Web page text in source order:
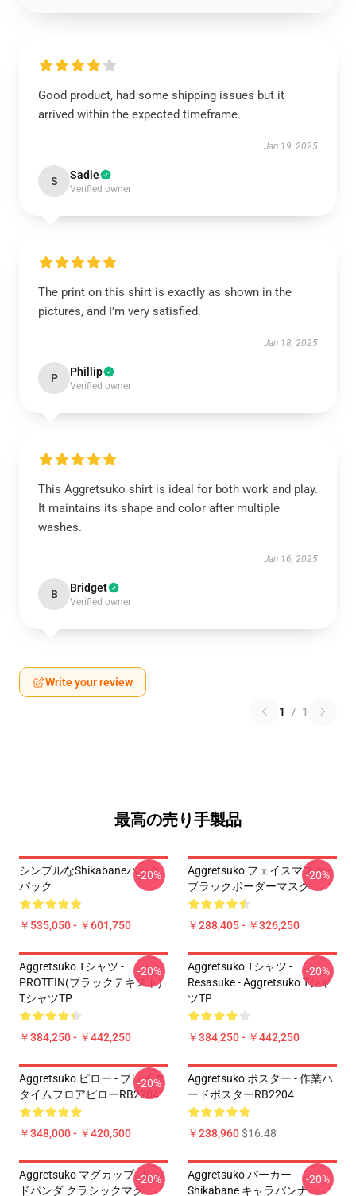
Good product, had some shipping issues but it
arrived within the expected timeframe.
Jan 19, 2025
S Sadie
Verified owner
The print on this shirt is exactly as shown in the
pictures, and I’m very satisfied.
Jan 18, 2025
P Phillip
Verified owner
This Aggretsuko shirt is ideal for both work and play.
It maintains its shape and color after multiple
washes.
Jan 16, 2025
B Bridget
Verified owner
Write your review
1 / 1
最高の売り手製品
シンプルなShikabaneバック
パック
￥535,050 - ￥601,750
-20%
Aggretsuko フェイスマスク -
ブラックボーダーマスク
￥288,405 - ￥326,250
-20%
Aggretsuko Tシャツ -
PROTEIN(ブラックテキスト)
TシャツTP
￥384,250 - ￥442,250
-20%
Aggretsuko Tシャツ -
Resasuke - Aggretsuko Tシャ
ツTP
￥384,250 - ￥442,250
-20%
Aggretsuko ピロー - ブレイク
タイムフロアピローRB2204
￥348,000 - ￥420,500
-20%
Aggretsuko ポスター - 作業ハ
ードポスターRB2204
￥238,960$16.48
Aggretsuko マグカップ - レッ
ドパンダ クラシックマグ
-20%
Aggretsuko パーカー -
Shikabane キャラバンナー
-20%